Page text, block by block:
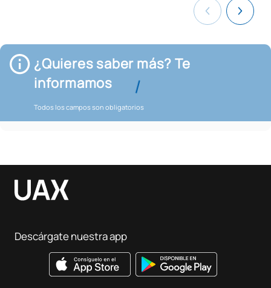
¿Quieres saber más? Te
informamos
Todos los campos son obligatorios
Descárgate nuestra app